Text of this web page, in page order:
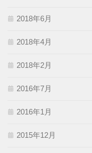
2018年6月
2018年4月
2018年2月
2016年7月
2016年1月
2015年12月